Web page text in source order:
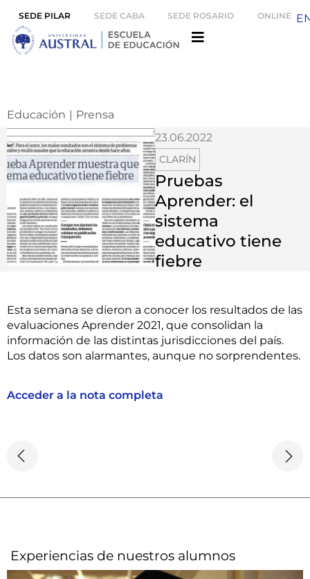
SEDE PILAR SEDE CABA SEDE ROSARIO ONLINE
Educación | Prensa
23.06.2022
CLARÍN
Pruebas
Aprender: el
sistema
educativo tiene
fiebre
Esta semana se dieron a conocer los resultados de las
evaluaciones Aprender 2021, que consolidan la
información de las distintas jurisdicciones del país.
Los datos son alarmantes, aunque no sorprendentes.
Acceder a la nota completa
Experiencias de nuestros alumnos​